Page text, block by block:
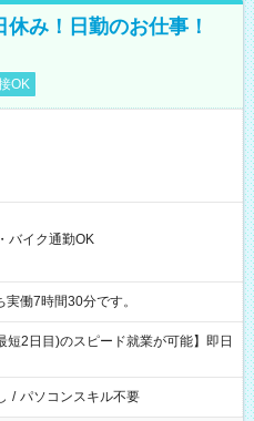
み！日勤のお仕事！
OK
イク通勤OK
のうち実働7時間30分です。
短2日目)のスピード就業が可能】即日
/ パソコンスキル不要